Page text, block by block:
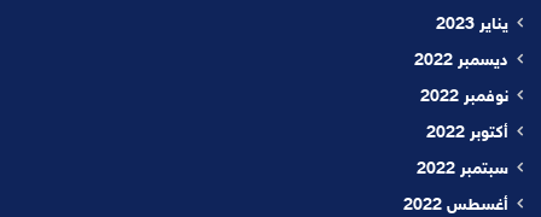
يناير 2023
ديسمبر 2022
نوفمبر 2022
أكتوبر 2022
سبتمبر 2022
أغسطس 2022